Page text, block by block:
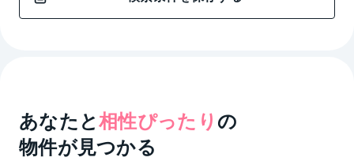
あなたと相性ぴったり の
物件が見つかる